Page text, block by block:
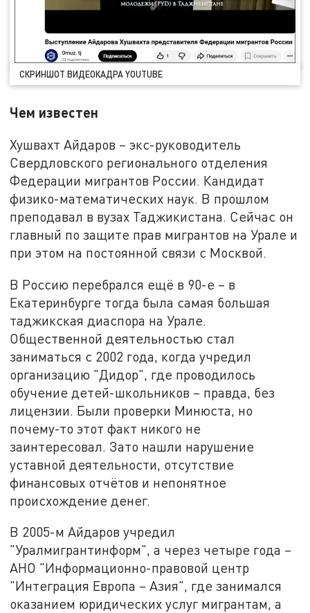
СКРИНШОТ ВИДЕОКАДРА YOUTUBE
Чем известен
Хушвахт Айдаров – экс-руководитель
Свердловского регионального отделения
Федерации мигрантов России. Кандидат
физико-математических наук. В прошлом
преподавал в вузах Таджикистана. Сейчас он
главный по защите прав мигрантов на Урале и
при этом на постоянной связи с Москвой.
В Россию перебрался ещё в 90-е – в
Екатеринбурге тогда была самая большая
таджикская диаспора на Урале.
Общественной деятельностью стал
заниматься с 2002 года, когда учредил
организацию "Дидор", где проводилось
обучение детей-школьников – правда, без
лицензии. Были проверки Минюста, но
почему-то этот факт никого не
заинтересовал. Зато нашли нарушение
уставной деятельности, отсутствие
финансовых отчётов и непонятное
происхождение денег.
В 2005-м Айдаров учредил
"Уралмигрантинформ", а через четыре года –
АНО "Информационно-правовой центр
"Интеграция Европа – Азия", где занимался
оказанием юридических услуг мигрантам, а